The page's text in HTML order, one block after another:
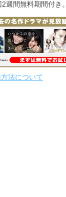
週間無料期間付き。
法について